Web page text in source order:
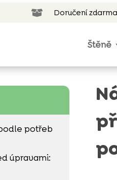
 Doručení zdarma
Štěně
potřeb
úpravami: